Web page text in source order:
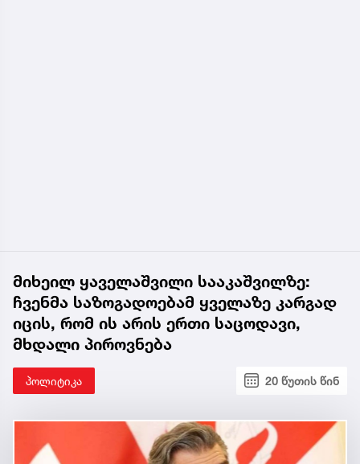
მიხეილ ყაველაშვილი სააკაშვილზე:
ჩვენმა საზოგადოებამ ყველაზე კარგად
იცის, რომ ის არის ერთი საცოდავი,
მხდალი პიროვნება
პოლიტიკა 20 წუთის წინ